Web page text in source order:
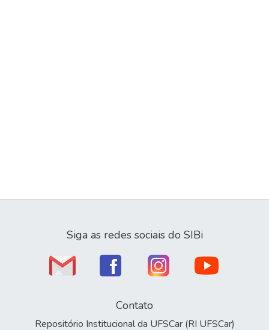
Siga as redes sociais do SIBi
Contato
Repositório Institucional da UFSCar (RI UFSCar)